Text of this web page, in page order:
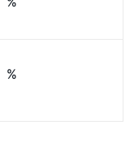
%